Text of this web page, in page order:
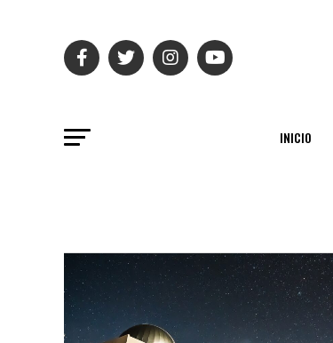
INICIO